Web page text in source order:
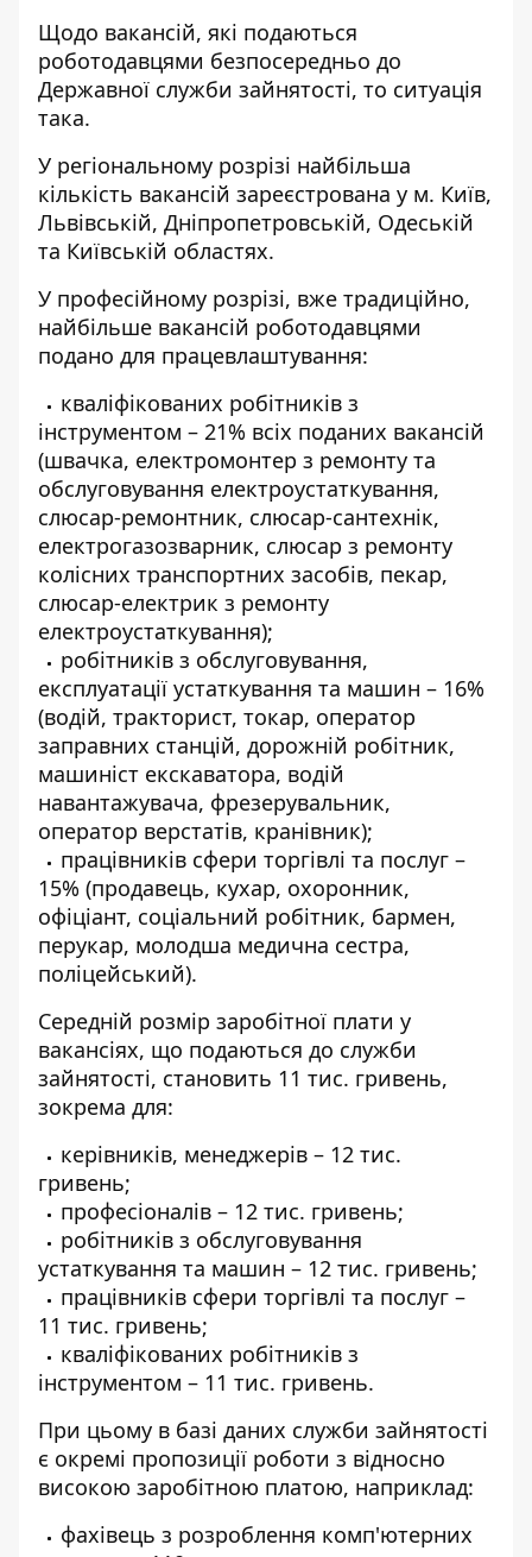
Щодо вакансій, які подаються
роботодавцями безпосередньо до
Державної служби зайнятості, то ситуація
така.
У регіональному розрізі найбільша
кількість вакансій зареєстрована у м. Київ,
Львівській, Дніпропетровській, Одеській
та Київській областях.
У професійному розрізі, вже традиційно,
найбільше вакансій роботодавцями
подано для працевлаштування:
кваліфікованих робітників з
інструментом – 21% всіх поданих вакансій
(швачка, електромонтер з ремонту та
обслуговування електроустаткування,
слюсар-ремонтник, слюсар-сантехнік,
електрогазозварник, слюсар з ремонту
колісних транспортних засобів, пекар,
слюсар-електрик з ремонту
електроустаткування);
робітників з обслуговування,
експлуатації устаткування та машин – 16%
(водій, тракторист, токар, оператор
заправних станцій, дорожній робітник,
машиніст екскаватора, водій
навантажувача, фрезерувальник,
оператор верстатів, кранівник);
працівників сфери торгівлі та послуг –
15% (продавець, кухар, охоронник,
офіціант, соціальний робітник, бармен,
перукар, молодша медична сестра,
поліцейський).
Середній розмір заробітної плати у
вакансіях, що подаються до служби
зайнятості, становить 11 тис. гривень,
зокрема для:
керівників, менеджерів – 12 тис.
гривень;
професіоналів – 12 тис. гривень;
робітників з обслуговування
устаткування та машин – 12 тис. гривень;
працівників сфери торгівлі та послуг –
11 тис. гривень;
кваліфікованих робітників з
інструментом – 11 тис. гривень.
При цьому в базі даних служби зайнятості
є окремі пропозиції роботи з відносно
високою заробітною платою, наприклад:
фахівець з розроблення комп'ютерних